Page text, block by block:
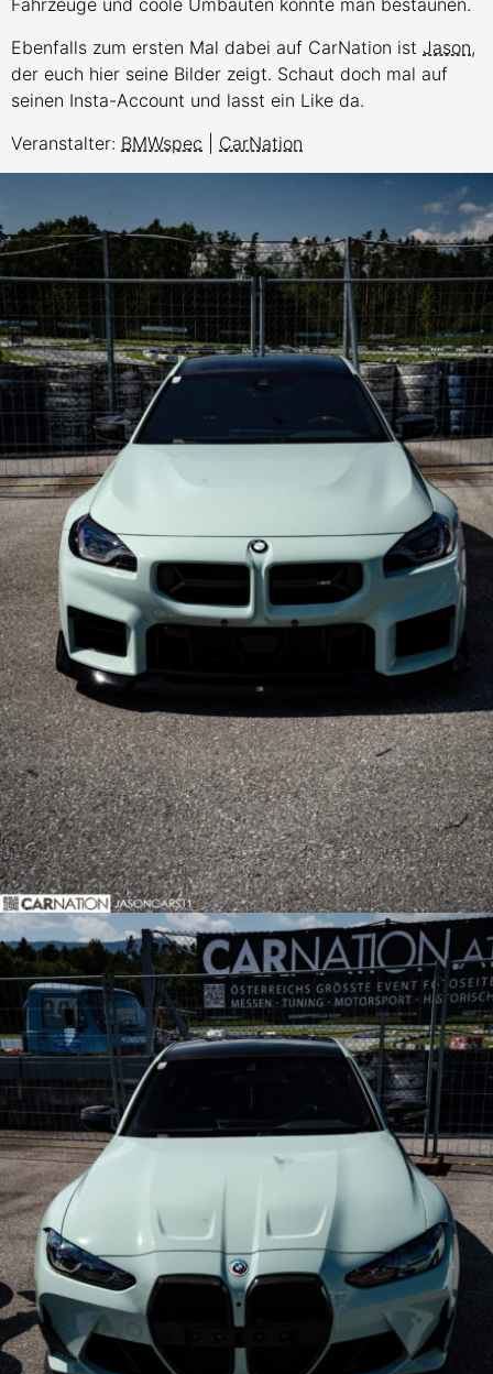
Fahrzeuge und coole Umbauten konnte man bestaunen.
Ebenfalls zum ersten Mal dabei auf CarNation ist Jason,
der euch hier seine Bilder zeigt. Schaut doch mal auf
seinen Insta-Account und lasst ein Like da.
Veranstalter: BMWspec CarNation